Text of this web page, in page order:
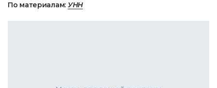
По материалам: УНН